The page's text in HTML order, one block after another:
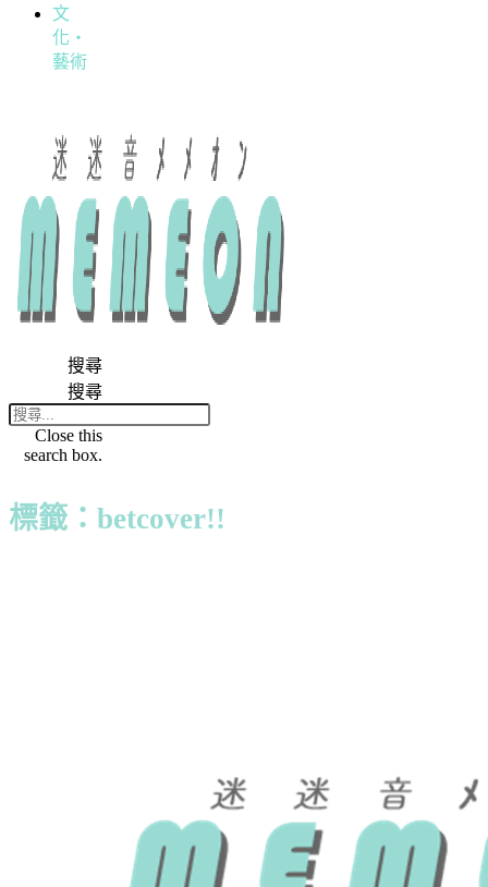
文
化・
藝術
搜尋
搜尋
Close this
search box.
標籤：betcover!!